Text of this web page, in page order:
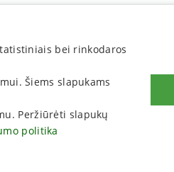
politika
pristatymas
bei rinkodaros
Šiems slapukams
Peržiūrėti slapukų
politika